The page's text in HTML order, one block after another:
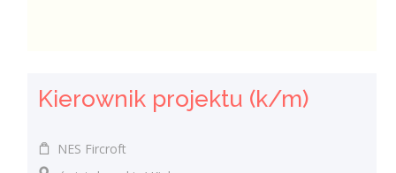
Kierownik projektu (k/m)
NES Fircroft